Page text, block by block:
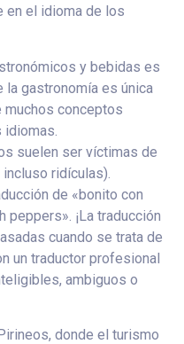
en el idioma de los
y bebidas es
la gastronomía es única
muchos conceptos
suelen ser víctimas de
ridículas).
de «bonito con
¡La traducción
cuando se trata de
un traductor profesional
ambiguos o
donde el turismo